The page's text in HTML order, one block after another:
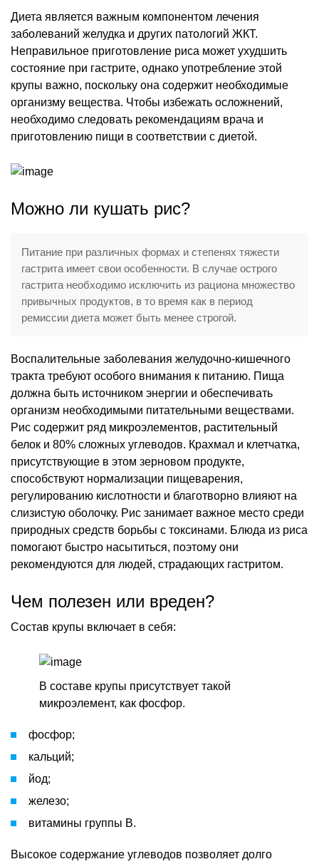
Диета является важным компонентом лечения
заболеваний желудка и других патологий ЖКТ.
Неправильное приготовление риса может ухудшить
состояние при гастрите, однако употребление этой
крупы важно, поскольку она содержит необходимые
организму вещества. Чтобы избежать осложнений,
необходимо следовать рекомендациям врача и
приготовлению пищи в соответствии с диетой.
Можно ли кушать рис?
Питание при различных формах и степенях тяжести
гастрита имеет свои особенности. В случае острого
гастрита необходимо исключить из рациона множество
привычных продуктов, в то время как в период
ремиссии диета может быть менее строгой.
Воспалительные заболевания желудочно-кишечного
тракта требуют особого внимания к питанию. Пища
должна быть источником энергии и обеспечивать
организм необходимыми питательными веществами.
Рис содержит ряд микроэлементов, растительный
белок и 80% сложных углеводов. Крахмал и клетчатка,
присутствующие в этом зерновом продукте,
способствуют нормализации пищеварения,
регулированию кислотности и благотворно влияют на
слизистую оболочку. Рис занимает важное место среди
природных средств борьбы с токсинами. Блюда из риса
помогают быстро насытиться, поэтому они
рекомендуются для людей, страдающих гастритом.
Чем полезен или вреден?
Состав крупы включает в себя:
В составе крупы присутствует такой
микроэлемент, как фосфор.
фосфор;
кальций;
йод;
железо;
витамины группы В.
Высокое содержание углеводов позволяет долго